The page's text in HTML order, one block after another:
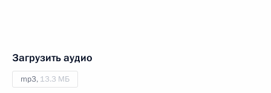
Загрузить аудио
mp3, 13.3 МБ